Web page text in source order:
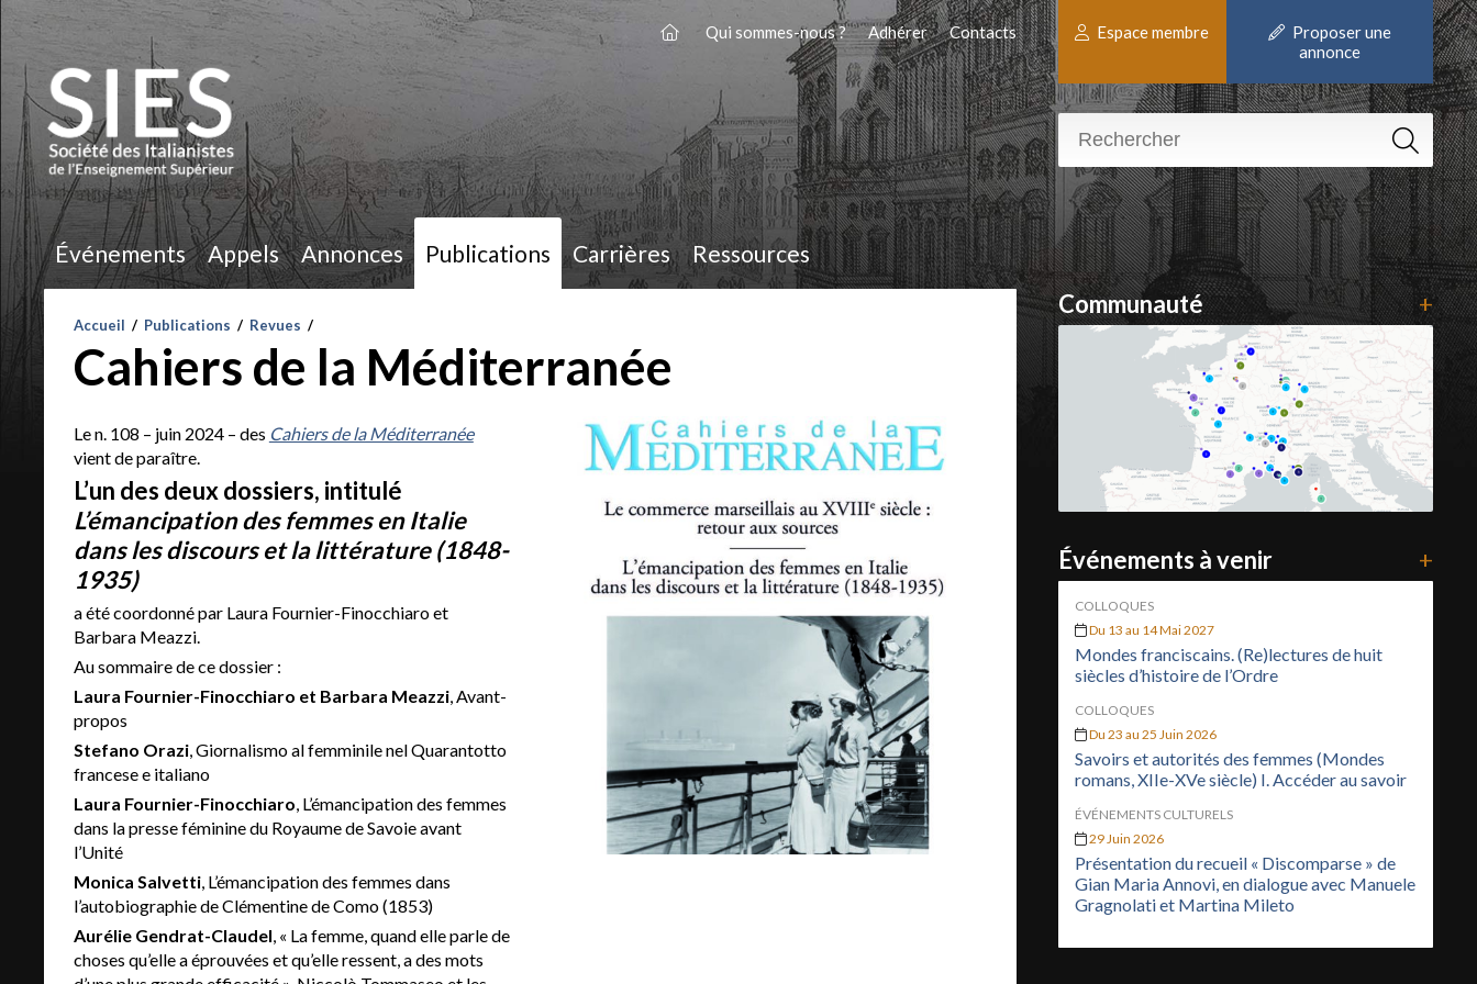
Qui sommes-nous ? Adhérer Contacts
Événements Appels Annonces Publications Carrières Ressources
Espace membre
Proposer une
annonce
Accueil / Publications / Revues /
Cahiers de la Méditerranée
Le n. 108 – juin 2024 – des Cahiers de la Méditerranée
vient de paraître.
L’un des deux dossiers, intitulé
L’émancipation des femmes en Italie
dans les discours et la littérature (1848-
1935)
a été coordonné par Laura Fournier-Finocchiaro et
Barbara Meazzi.
Au sommaire de ce dossier :
Laura Fournier-Finocchiaro et Barbara Meazzi, Avant-
propos
Stefano Orazi, Giornalismo al femminile nel Quarantotto
francese e italiano
Laura Fournier-Finocchiaro , L’émancipation des femmes
dans la presse féminine du Royaume de Savoie avant
l’Unité
Monica Salvetti, L’émancipation des femmes dans
l’autobiographie de Clémentine de Como (1853)
Aurélie Gendrat-Claudel , « La femme, quand elle parle de
choses qu’elle a éprouvées et qu’elle ressent, a des mots
Communauté +
Événements à venir +
COLLOQUES
Du 13 au 14 Mai 2027
Mondes franciscains. (Re)lectures de huit
siècles d’histoire de l’Ordre
COLLOQUES
Du 23 au 25 Juin 2026
Savoirs et autorités des femmes (Mondes
romans, XIIe-XVe siècle) I. Accéder au savoir
ÉVÉNEMENTS CULTURELS
29 Juin 2026
Présentation du recueil « Discomparse » de
Gian Maria Annovi, en dialogue avec Manuele
Gragnolati et Martina Mileto